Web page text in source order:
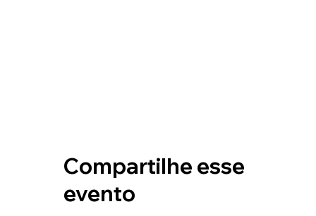
Compartilhe esse
evento